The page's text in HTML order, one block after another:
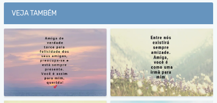
VEJA TAMBÉM